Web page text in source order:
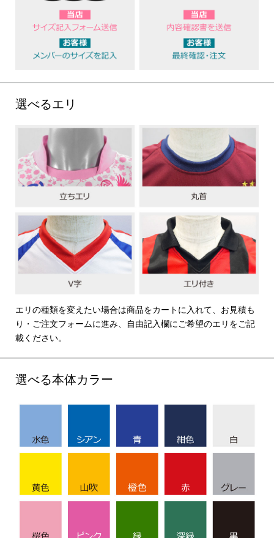
選べるエリ
エリの種類を変えたい場合は商品をカートに入れて、お見積も
り・ご注文フォームに進み、自由記入欄にご希望のエリをご記
載ください。
選べる本体カラー